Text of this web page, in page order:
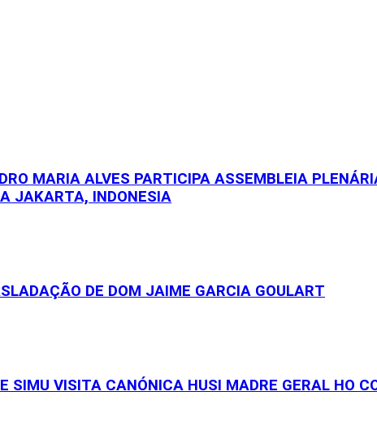
MARIA ALVES PARTICIPA ASSEMBLEIA
JAKARTA, INDONESIA
DE DOM JAIME GARCIA GOULART
VISITA CANÓNICA HUSI MADRE GERAL HO